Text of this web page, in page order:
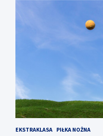
EKSTRAKLASA PIŁKA NOŻNA